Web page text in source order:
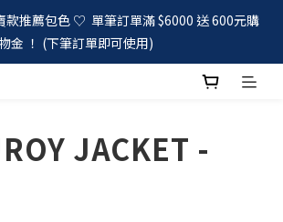
推薦包色 ♡  單筆訂單滿 $6000 送 600元購
金 ！ (下筆訂單即可使用)
JACKET -